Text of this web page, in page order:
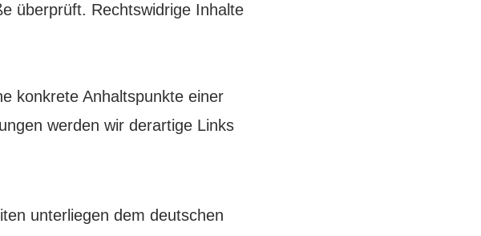
überprüft. Rechtswidrige Inhalte
konkrete Anhaltspunkte einer
werden wir derartige Links
unterliegen dem deutschen